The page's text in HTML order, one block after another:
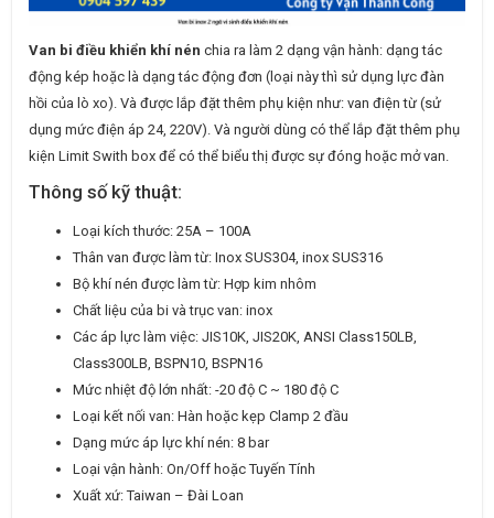
Van bi điều khiển khí nén chia ra làm 2 dạng vận hành: dạng tác
động kép hoặc là dạng tác động đơn (loại này thì sử dụng lực đàn
hồi của lò xo). Và được lắp đặt thêm phụ kiện như: van điện từ (sử
dụng mức điện áp 24, 220V). Và người dùng có thể lắp đặt thêm phụ
kiện Limit Swith box để có thể biểu thị được sự đóng hoặc mở van.
Thông số kỹ thuật:
Loại kích thước: 25A – 100A
Thân van được làm từ: Inox SUS304, inox SUS316
Bộ khí nén được làm từ: Hợp kim nhôm
Chất liệu của bi và trục van: inox
Các áp lực làm việc: JIS10K, JIS20K, ANSI Class150LB,
Class300LB, BSPN10, BSPN16
Mức nhiệt độ lớn nhất: -20 độ C ~ 180 độ C
Loại kết nối van: Hàn hoặc kẹp Clamp 2 đầu
Dạng mức áp lực khí nén: 8 bar
Loại vận hành: On/Off hoặc Tuyến Tính
Xuất xứ: Taiwan – Đài Loan